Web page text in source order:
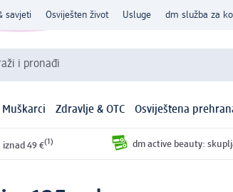
savjeti Osviješten život Usluge dm služba za
i pronađi
Muškarci Zdravlje & OTC Osviještena
49 €(1) dm active beauty: